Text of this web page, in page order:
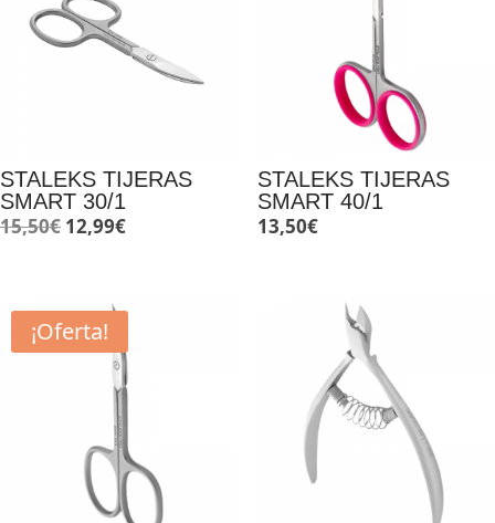
STALEKS TIJERAS
SMART 30/1
15,50€ El
era:
15,50€.
12,99€El
es:
STALEKS TIJERAS
SMART 40/1
13,50€
¡Oferta!